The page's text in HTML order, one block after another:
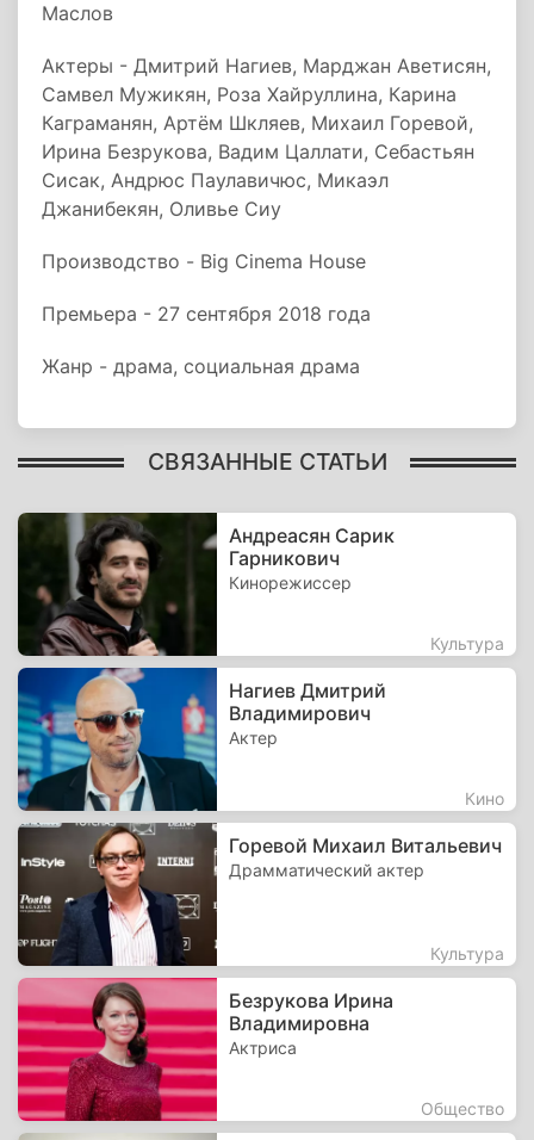
Маслов
Актеры - Дмитрий Нагиев, Марджан Аветисян,
Самвел Мужикян, Роза Хайруллина, Карина
Каграманян, Артём Шкляев, Михаил Горевой,
Ирина Безрукова, Вадим Цаллати, Себастьян
Сисак, Андрюс Паулавичюс, Микаэл
Джанибекян, Оливье Сиу
Производство - Big Cinema House
Премьера - 27 сентября 2018 года
Жанр - драма, социальная драма
СВЯЗАННЫЕ СТАТЬИ
Андреасян Сарик
Гарникович
Кинорежиссер
Культура
Нагиев Дмитрий
Владимирович
Актер
Кино
Горевой Михаил Витальевич
Драмматический актер
Культура
Безрукова Ирина
Владимировна
Актриса
Общество